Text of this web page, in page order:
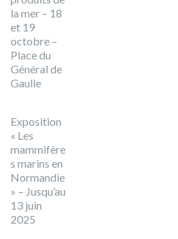
la mer – 18
et 19
octobre –
Place du
Général de
Gaulle
Exposition
« Les
mammifère
s marins en
Normandie
» – Jusqu’au
13 juin
2025